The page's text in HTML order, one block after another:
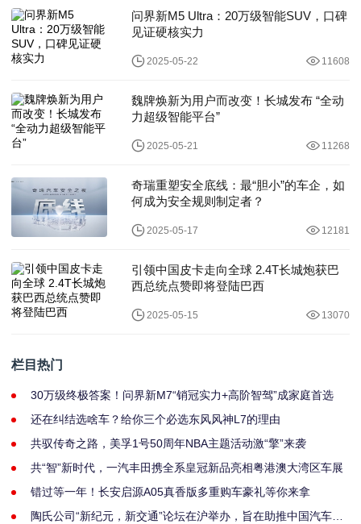
问界新M5 Ultra：20万级智能SUV，口碑
见证硬核实力
2025-05-22 11608
魏牌焕新为用户而改变！长城发布 “全动
力超级智能平台”
2025-05-21 11268
奇瑞重塑安全底线：最“胆小”的车企，如
何成为安全规则制定者？
2025-05-17 12181
引领中国皮卡走向全球 2.4T长城炮获巴
西总统点赞即将登陆巴西
2025-05-15 13070
栏目热门
30万级终极答案！问界新M7“销冠实力+高阶智驾”成家庭首选
还在纠结选啥车？给你三个必选东风风神L7的理由
共驭传奇之路，美孚1号50周年NBA主题活动激“擎”来袭
共“智”新时代，一汽丰田携全系皇冠新品亮相粤港澳大湾区车展
错过等一年！长安启源A05真香版多重购车豪礼等你来拿
陶氏公司“新纪元，新交通”论坛在沪举办，旨在助推中国汽车产